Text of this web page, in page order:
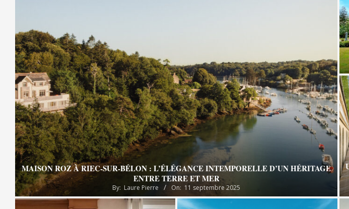
MAISON ROZ À RIEC-SUR-BÉLON : L’ÉLÉGANCE INTEMPORELLE D’UN HÉRITAGE
ENTRE TERRE ET MER
By: Laure Pierre On: 11 septembre 2025